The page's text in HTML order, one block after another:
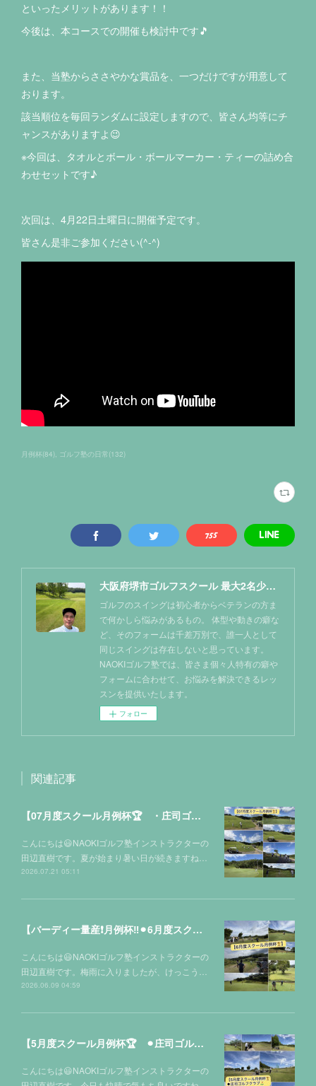
といったメリットがあります！！
今後は、本コースでの開催も検討中です🎵
また、当塾からささやかな賞品を、一つだけですが用意して
おります。
該当順位を毎回ランダムに設定しますので、皆さん均等にチ
ャンスがありますよ😉
※今回は、タオルとボール・ボールマーカー・ティーの詰め合
わせセットです♪
次回は、4月22日土曜日に開催予定です。
皆さん是非ご参加ください(^-^)
月例杯(84) ゴルフ塾の日常(132)
大阪府堺市ゴルフスクール 最大2名少人数レッスン NAOKIゴルフ塾
ゴルフのスイングは初心者からベテランの方ま
で何かしら悩みがあるもの。 体型や動きの癖な
ど、そのフォームは千差万別で、誰一人として
同じスイングは存在しないと思っています。
NAOKIゴルフ塾では、皆さま個々人特有の癖や
フォームに合わせて、お悩みを解決できるレッ
スンを提供いたします。
フォロー
関連記事
【07月度スクール月例杯🏆 ・庄司ゴルフクラブ⛳️】
こんにちは😃NAOKIゴルフ塾インストラクターの
田辺直樹です。夏が始まり暑い日が続きますね…
2026.07.21 05:11
【バーディー量産❗️月例杯‼️⚫︎6月度スクール月例杯🏆】
こんにちは😃NAOKIゴルフ塾インストラクターの
田辺直樹です。梅雨に入りましたが、けっこう…
2026.06.09 04:59
【5月度スクール月例杯🏆 ⚫︎庄司ゴルフクラブ⛳️】
こんにちは😃NAOKIゴルフ塾インストラクターの